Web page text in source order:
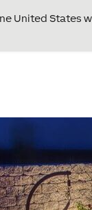
United States